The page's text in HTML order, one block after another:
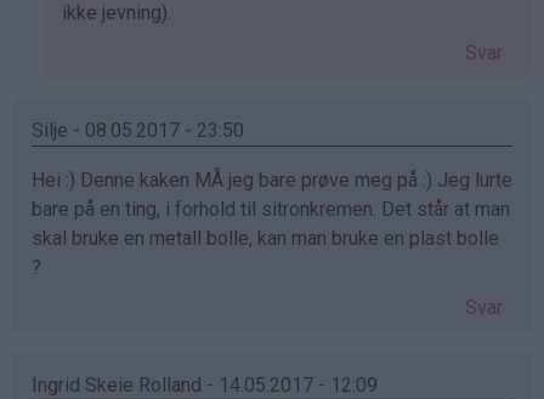
på
bekreftet)
ikke jevning).
Svar
Silje - 08.05.2017 - 23:50
Hei :) Denne kaken MÅ jeg bare prøve meg på :) Jeg lurte
bare på en ting, i forhold til sitronkremen. Det står at man
skal bruke en metall bolle, kan man bruke en plast bolle
?
Svar
Ingrid Skeie Rolland - 14.05.2017 - 12:09